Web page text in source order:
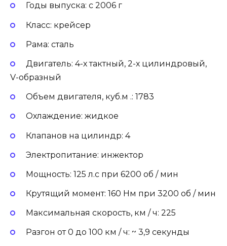
Годы выпуска: с 2006 г
Класс: крейсер
Рама: сталь
Двигатель: 4-х тактный, 2-х цилиндровый,
V-образный
Объем двигателя, куб.м .: 1783
Охлаждение: жидкое
Клапанов на цилиндр: 4
Электропитание: инжектор
Мощность: 125 л.с при 6200 об / мин
Крутящий момент: 160 Нм при 3200 об / мин
Максимальная скорость, км / ч: 225
Разгон от 0 до 100 км / ч: ~ 3,9 секунды